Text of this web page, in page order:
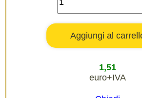
1,51
euro+IVA